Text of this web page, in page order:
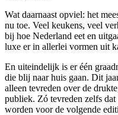
Wat daarnaast opviel: het
nu toe. Veel keukens, veel
bij hoe Nederland eet en
luxe er in allerlei vormen uit
En uiteindelijk is er één
die blij naar huis gaan. Dit
alleen tevreden over de
publiek. Zó tevreden zelfs
worden voor de volgende